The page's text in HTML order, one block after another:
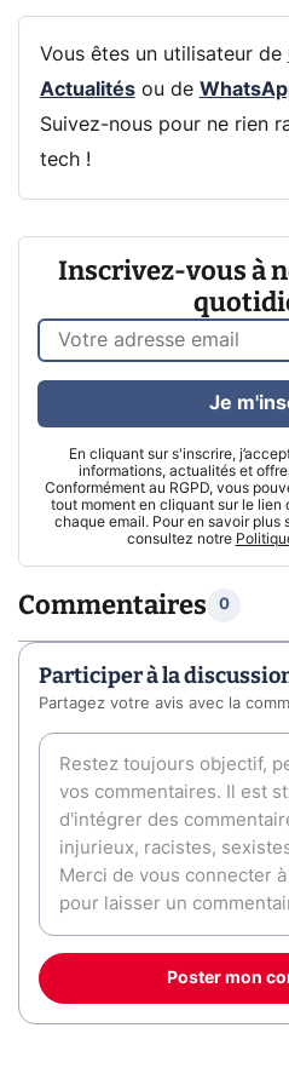
Vous êtes un utilisateur de
Actualitésou de
Suivez-nous pour ne rien
tech !
Inscrivez-vous à
En cliquant sur s'inscrire,
informations, actualités et
Conformément au RGPD, vous
tout moment en cliquant sur le lien
chaque email. Pour en savoir plus
consultez notre
Je
Commentaires 0
Participer à la
Partagez votre avis avec la
Poster mon